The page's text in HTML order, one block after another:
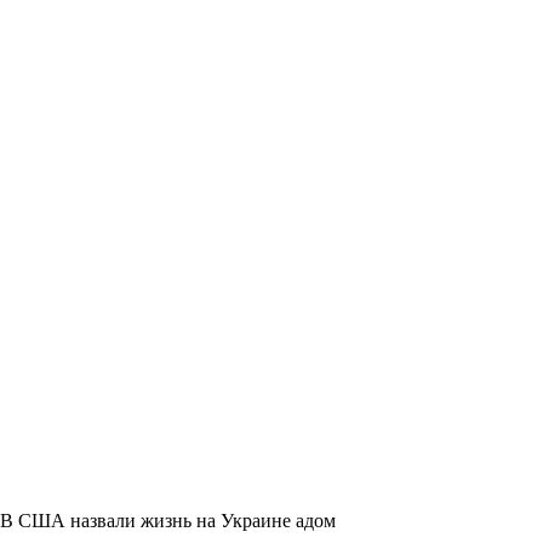
В США назвали жизнь на Украине адом